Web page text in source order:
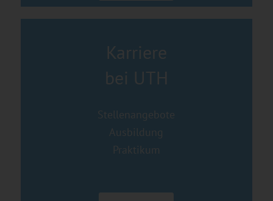
Karriere
bei UTH
Stellenangebote
Ausbildung
Praktikum